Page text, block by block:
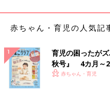
赤ちゃん・育児の人気記
育児の困ったが
秋号』 4カ月～2
いっぱい！
赤ちゃん・育児